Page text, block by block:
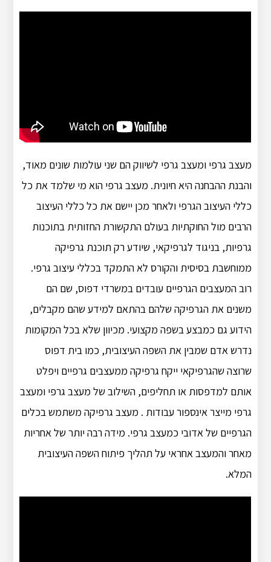
מעצב גרפי ומעצב גרפי לשיווק הם שני עולמות שונים מאוד,
והבנת ההבחנה היא חיונית. מעצב גרפי הוא מי שלמד את כל
כללי העיצוב הגרפי ולאחר מכן יישם את כל כללי העיצוב
הרבים מול החוקתיות בעולם התקשורת החזותית בתוכנות
גרפיות, בניגוד לגרפיקאי, שיודע רק תוכנת גרפיקה
ממוחשבת בסיסית והקורס לא התמקד בכללי עיצוב גרפי.
רוב המעצבים הגרפיים עובדים במשרדי דפוס, שם הם
משנים את הגרפיקה שלהם בהתאם למידע שהם מקבלים,
הידוע גם כמבצע בשפה מקצועי. מכיוון שלא בכל המקומות
נדרש אדם שמבין את השפה העיצובית, כמו בית דפוס
שרוצה שהגרפיקאי ייקח גרפיקה ממעצבים גרפיים ויפלט
אותם למדפסות או תחליפים, השילוב של מעצב גרפי ומעצב
גרפי מייצר אינספור עבודות . מעצב גרפיקה משתמש בכלים
הגרפיים של אדובי כמעצב גרפי. מידה רבה יותר של אחריות
מאחר והמעצב אחראי על תהליך פיתוח השפה העיצובית
המלא.